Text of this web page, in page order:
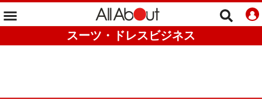
スーツ・ドレスビジネス